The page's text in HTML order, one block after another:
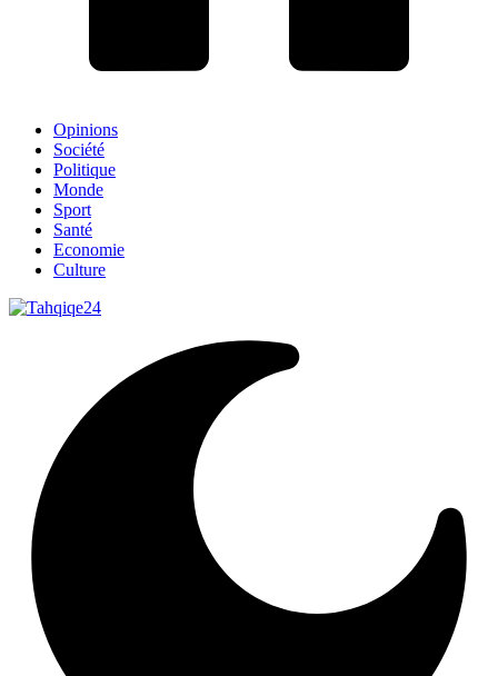
Opinions
Société
Politique
Monde
Sport
Santé
Economie
Culture